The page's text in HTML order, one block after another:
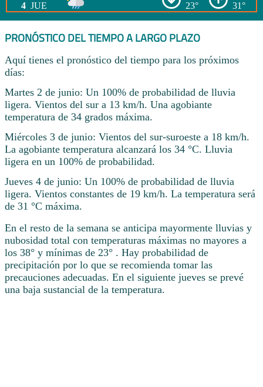
4 JUE 23° 31°
PRONÓSTICO DEL TIEMPO A LARGO PLAZO
Aquí tienes el pronóstico del tiempo para los próximos
días:
Martes 2 de junio: Un 100% de probabilidad de lluvia
ligera. Vientos del sur a 13 km/h. Una agobiante
temperatura de 34 grados máxima.
Miércoles 3 de junio: Vientos del sur-suroeste a 18 km/h.
La agobiante temperatura alcanzará los 34 °C. Lluvia
ligera en un 100% de probabilidad.
Jueves 4 de junio: Un 100% de probabilidad de lluvia
ligera. Vientos constantes de 19 km/h. La temperatura será
de 31 °C máxima.
En el resto de la semana se anticipa mayormente lluvias y
nubosidad total con temperaturas máximas no mayores a
los 38° y mínimas de 23° . Hay probabilidad de
precipitación por lo que se recomienda tomar las
precauciones adecuadas. En el siguiente jueves se prevé
una baja sustancial de la temperatura.